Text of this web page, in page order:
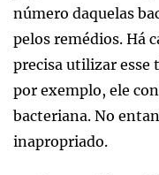
número daquelas
pelos remédios. Há
precisa utilizar esse
por exemplo, ele
bacteriana. No
inapropriado.